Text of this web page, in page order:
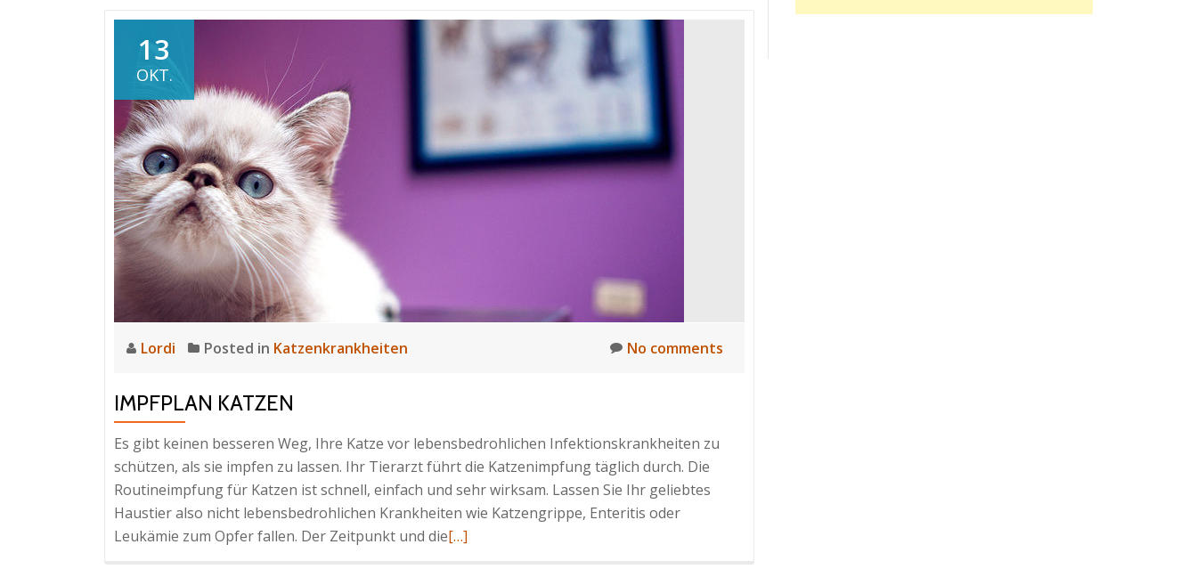
selber
machen
13
OKT.
Lordi Posted in Katzenkrankheiten No comments
IMPFPLAN KATZEN
Es gibt keinen besseren Weg, Ihre Katze vor lebensbedrohlichen Infektionskrankheiten zu
schützen, als sie impfen zu lassen. Ihr Tierarzt führt die Katzenimpfung täglich durch. Die
Routineimpfung für Katzen ist schnell, einfach und sehr wirksam. Lassen Sie Ihr geliebtes
Haustier also nicht lebensbedrohlichen Krankheiten wie Katzengrippe, Enteritis oder
Leukämie zum Opfer fallen. Der Zeitpunkt und dieRead
[…]